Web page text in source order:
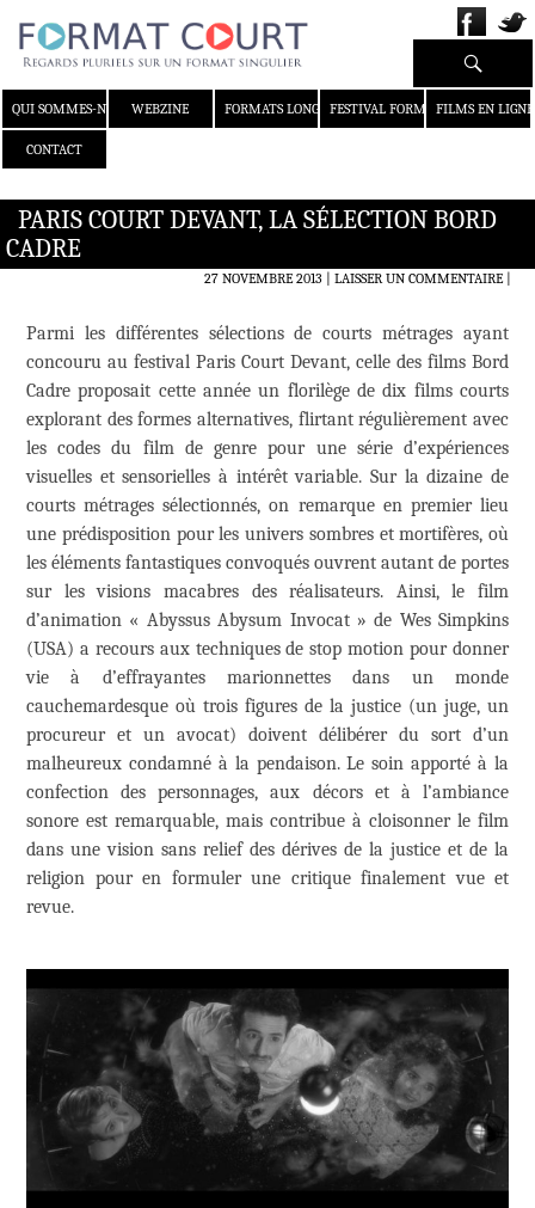
QUI SOMMES-NOUS ?WEBZINE FORMATS LONGS FESTIVAL FORMAT COURT
FILMS EN LIGNE
CONTACT
Recherche
PARIS COURT DEVANT, LA SÉLECTION BORD
CADRE
27 NOVEMBRE 2013 LAISSER UN COMMENTAIRE|
Parmi les différentes sélections de courts métrages ayant
concouru au festival Paris Court Devant, celle des films Bord
Cadre proposait cette année un florilège de dix films courts
explorant des formes alternatives, flirtant régulièrement avec
les codes du film de genre pour une série d’expériences
visuelles et sensorielles à intérêt variable. Sur la dizaine de
courts métrages sélectionnés, on remarque en premier lieu
une prédisposition pour les univers sombres et mortifères, où
les éléments fantastiques convoqués ouvrent autant de portes
sur les visions macabres des réalisateurs. Ainsi, le film
d’animation « Abyssus Abysum Invocat » de Wes Simpkins
(USA) a recours aux techniques de stop motion pour donner
vie à d’effrayantes marionnettes dans un monde
cauchemardesque où trois figures de la justice (un juge, un
procureur et un avocat) doivent délibérer du sort d’un
malheureux condamné à la pendaison. Le soin apporté à la
confection des personnages, aux décors et à l’ambiance
sonore est remarquable, mais contribue à cloisonner le film
dans une vision sans relief des dérives de la justice et de la
religion pour en formuler une critique finalement vue et
revue.